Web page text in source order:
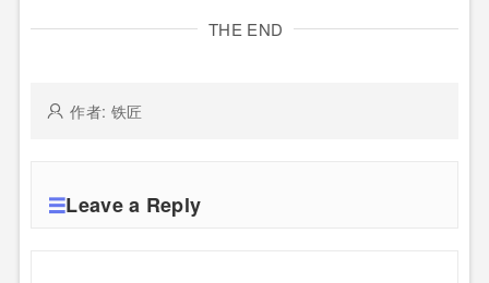
THE END
作者: 铁匠
Leave a Reply